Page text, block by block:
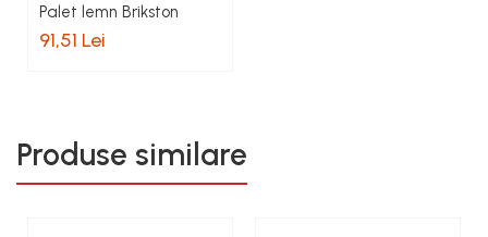
Palet lemn Brikston
91,51 Lei
Produse similare